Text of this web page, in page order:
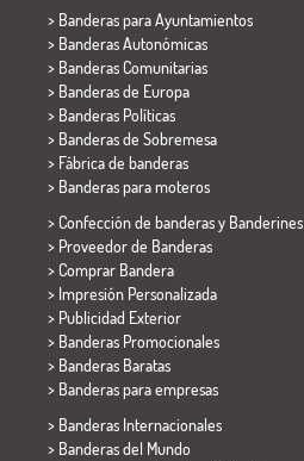
> Banderas para Ayuntamientos
> Banderas Autonómicas
> Banderas Comunitarias
> Banderas de Europa
> Banderas Políticas
> Banderas de Sobremesa
> Fábrica de banderas
> Banderas para moteros
> Confección de banderas y Banderines
> Proveedor de Banderas
> Comprar Bandera
> Impresión Personalizada
> Publicidad Exterior
> Banderas Promocionales
> Banderas Baratas
> Banderas para empresas
> Banderas Internacionales
> Banderas del Mundo